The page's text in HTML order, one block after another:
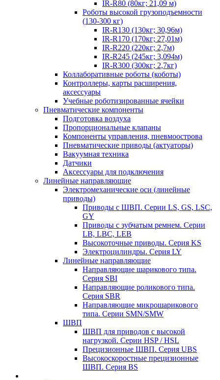
IR-R80 (80кг; 21,09 м)
Роботы высокой грузоподъемности
(130-300 кг)
IR-R130 (130кг; 30,96м)
IR-R170 (170кг; 27,01м)
IR-R220 (220кг; 2,7м)
IR-R245 (245кг; 3,094м)
IR-R300 (300кг; 2,7кг)
Коллаборативные роботы (коботы)
Контроллеры, карты расширения,
аксессуары
Учебные роботизированные ячейки
Пневматические компоненты
Подготовка воздуха
Пропорциональные клапаны
Компоненты управления, пневмоострова
Пневматические приводы (актуаторы)
Вакуумная техника
Датчики
Аксессуары для подключения
Линейные направляющие
Электромеханические оси (линейные
приводы)
Приводы с ШВП. Серии LS, GS, LSC,
GY
Приводы с зубчатым ремнем. Серии
LB, LBC, LEB
Высокоточные приводы. Серия KS
Электроцилиндры. Серия LY
Линейные направляющие
Направляющие шарикового типа.
Серия SBI
Направляющие роликового типа.
Серия SBR
Направляющие микрошарикового
типа. Серии SMN/SMW
ШВП
ШВП для приводов с высокой
нагрузкой. Серии HSP / HSL
Прецизионные ШВП. Серия UBS
Высокоскоростные прецизионные
ШВП. Серия BS